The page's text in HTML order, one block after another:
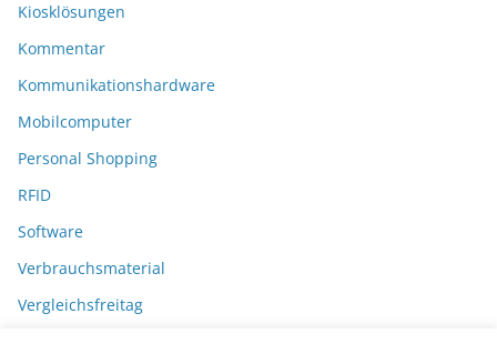
Kiosklösungen
Kommentar
Kommunikationshardware
Mobilcomputer
Personal Shopping
RFID
Software
Verbrauchsmaterial
Vergleichsfreitag